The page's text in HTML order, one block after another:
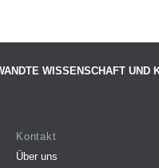
WISSENSCHAFT UND
Kontakt
Über uns